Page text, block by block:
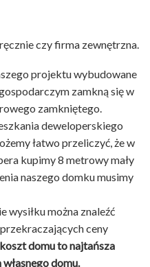
czy firma zewnętrzna.
projektu wybudowane
zamkną się w
zamkniętego.
deweloperskiego
łatwo przeliczyć, że w
kupimy 8 metrowy mały
naszego domku musimy
wysiłku można znaleźć
ceny
domu to najtańsza
domu.